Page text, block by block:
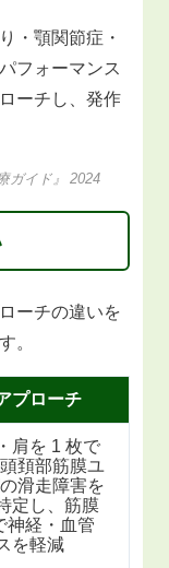
・顎関節症・
フォーマンス
ーチし、発作
ガイド』 2024
ーチの違いを
。
プローチ
肩を 1 枚で
頚部筋膜ユ
滑走障害を
定し、筋膜
神経・血管
を軽減